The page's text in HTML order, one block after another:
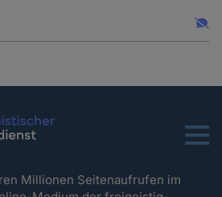
Menu
Millionen Seitenaufrufen im